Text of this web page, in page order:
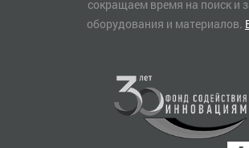
сокращаем время на поиск и
оборудования и материалов.